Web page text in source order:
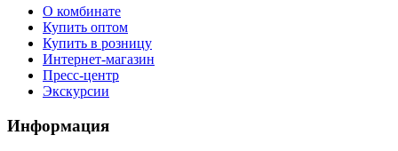
О комбинате
Купить оптом
Купить в розницу
Интернет-магазин
Пресс-центр
Экскурсии
Информация